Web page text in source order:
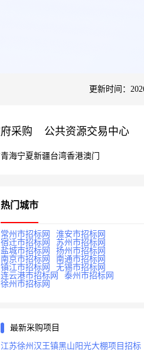
更新时间：
采购 公共资源交易中心
青海宁夏新疆台湾香港澳门
热门城市
常州市招标网
淮安市招标网
宿迁市招标网
苏州市招标网
盐城市招标网
扬州市招标网
南京市招标网
南通市招标网
镇江市招标网
无锡市招标网
连云港市招标网
泰州市招标网
徐州市招标网
最新采购项目
江苏徐州汉王镇黑山阳光大棚项目招标